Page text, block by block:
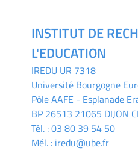
INSTITUT DE
L'EDUCATION
IREDU UR 7318
Université Bourgogne
Pôle AAFE - Esplanade
BP 26513 21065 DIJON
Tél. :03 80 39 54 50
Mél. : iredu@ube.fr